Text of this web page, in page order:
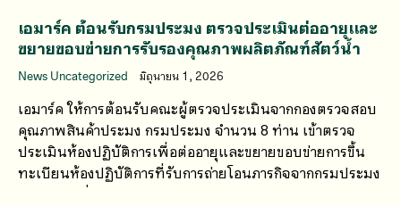
เอมาร์ค ต้อนรับกรมประมง ตรวจประเมินต่ออายุและ
ขยายขอบข่ายการรับรองคุณภาพผลิตภัณฑ์สัตว์น้ำ
News Uncategorized มิถุนายน 1, 2026
เอมาร์ค ให้การต้อนรับคณะผู้ตรวจประเมินจากกองตรวจสอบ
คุณภาพสินค้าประมง กรมประมง จำนวน 8 ท่าน เข้าตรวจ
ประเมินห้องปฏิบัติการเพื่อต่ออายุและขยายขอบข่ายการขึ้น
ทะเบียนห้องปฏิบัติการที่รับการถ่ายโอนภารกิจจากกรมประมง
ระหว่างวันที่ 7–8 พฤษภาคม 2569